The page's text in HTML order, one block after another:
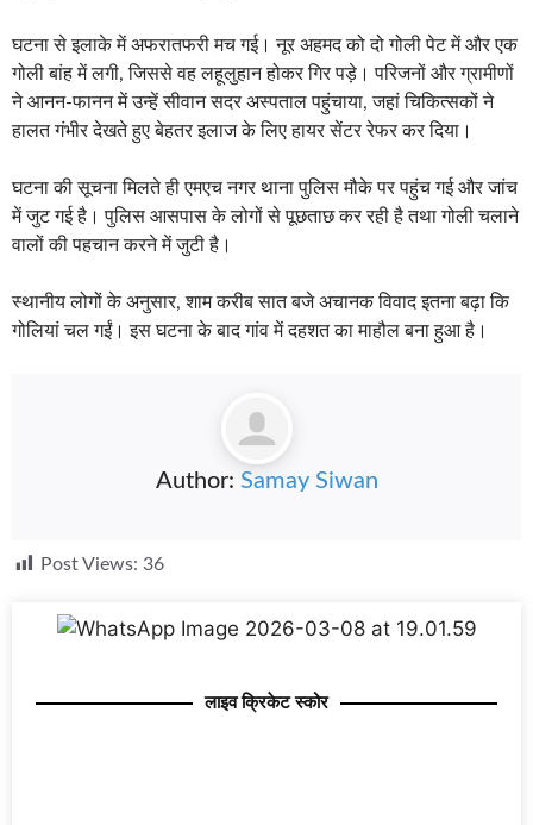
घटना से इलाके में अफरातफरी मच गई। नूर अहमद को दो गोली पेट में और एक
गोली बांह में लगी, जिससे वह लहूलुहान होकर गिर पड़े। परिजनों और ग्रामीणों
ने आनन-फानन में उन्हें सीवान सदर अस्पताल पहुंचाया, जहां चिकित्सकों ने
हालत गंभीर देखते हुए बेहतर इलाज के लिए हायर सेंटर रेफर कर दिया।
घटना की सूचना मिलते ही एमएच नगर थाना पुलिस मौके पर पहुंच गई और जांच
में जुट गई है। पुलिस आसपास के लोगों से पूछताछ कर रही है तथा गोली चलाने
वालों की पहचान करने में जुटी है।
स्थानीय लोगों के अनुसार, शाम करीब सात बजे अचानक विवाद इतना बढ़ा कि
गोलियां चल गईं। इस घटना के बाद गांव में दहशत का माहौल बना हुआ है।
Author: Samay Siwan
Post Views: 36
लाइव क्रिकेट स्कोर